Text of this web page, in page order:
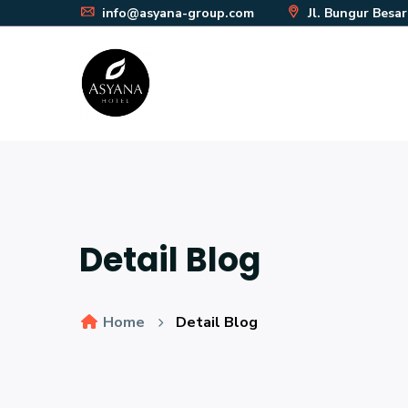
info@asyana-group.com Jl. Bungur
Detail Blog
Home Detail Blog